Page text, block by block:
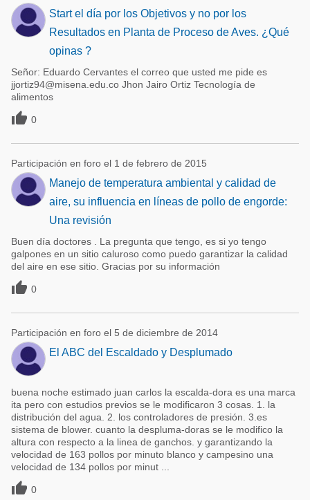
Start el día por los Objetivos y no por los
Resultados en Planta de Proceso de Aves. ¿Qué
opinas ?
Señor: Eduardo Cervantes el correo que usted me pide es
jjortiz94@misena.edu.co Jhon Jairo Ortiz Tecnología de
alimentos
 0
Participación en foro el 1 de febrero de 2015
Manejo de temperatura ambiental y calidad de
aire, su influencia en líneas de pollo de engorde:
Una revisión
Buen día doctores . La pregunta que tengo, es si yo tengo
galpones en un sitio caluroso como puedo garantizar la calidad
del aire en ese sitio. Gracias por su información
 0
Participación en foro el 5 de diciembre de 2014
El ABC del Escaldado y Desplumado
buena noche estimado juan carlos la escalda-dora es una marca
ita pero con estudios previos se le modificaron 3 cosas. 1. la
distribución del agua. 2. los controladores de presión. 3.es
sistema de blower. cuanto la despluma-doras se le modifico la
altura con respecto a la linea de ganchos. y garantizando la
velocidad de 163 pollos por minuto blanco y campesino una
velocidad de 134 pollos por minut ...
 0